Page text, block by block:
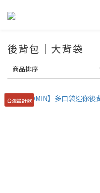
後背包｜大背袋
商品排序
台灣設計款